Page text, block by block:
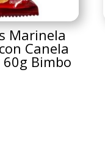
Marinela
Canela
Bimbo